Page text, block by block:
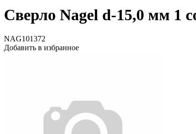
Сверло Nagel d-15,0 мм 1
NAG101372
Добавить в избранное